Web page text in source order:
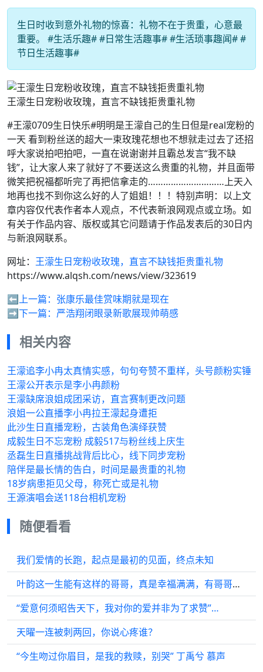
生日时收到意外礼物的惊喜：礼物不在于贵重，心意最
重要。 #生活乐趣# #日常生活趣事# #生活琐事趣闻# #
节日生活趣事#
王濛生日宠粉收玫瑰，直言不缺钱拒贵重礼物
#王濛0709生日快乐#明明是王濛自己的生日但是real宠粉的
一天 看到粉丝送的超大一束玫瑰花想也不想就走过去了还招
呼大家说拍吧拍吧，一直在说谢谢并且霸总发言“我不缺
钱”，让大家人来了就好了不要送这么贵重的礼物，并且面带
微笑把祝福都听完了再把信拿走的…………………………上天入
地再也找不到你这么好的人了姐姐！！！特别声明：以上文
章内容仅代表作者本人观点，不代表新浪网观点或立场。如
有关于作品内容、版权或其它问题请于作品发表后的30日内
与新浪网联系。
网址： 王濛生日宠粉收玫瑰，直言不缺钱拒贵重礼物
https://www.alqsh.com/news/view/323619
⬅️上一篇： 张康乐最佳赏味期就是现在
➡️下一篇： 严浩翔闭眼录新歌展现帅萌感
相关内容
王濛追李小冉太真情实感，句句夸赞不重样，头号颜粉实锤
王濛公开表示是李小冉颜粉
王濛缺席浪姐成团采访，直言赛制更改问题
浪姐一公直播李小冉拉王濛起身遭拒
此沙生日直播宠粉，古装角色演绎获赞
成毅生日不忘宠粉 成毅517与粉丝线上庆生
丞磊生日直播挑战背后比心，线下同步宠粉
陪伴是最长情的告白，时间是最贵重的礼物
18岁病患拒见父母，称死亡或是礼物
王源演唱会送118台相机宠粉
随便看看
我们爱情的长跑，起点是最初的见面，终点未知
叶韵这一生能有这样的哥哥，真是幸福满满，有哥哥守护，安全感十足
“爱意何须昭告天下，我对你的爱并非为了求赞”…
天曜一连被刺两回，你说心疼谁？
“今生吻过你眉目，是我的救赎，别哭” 丁禹兮 慕声